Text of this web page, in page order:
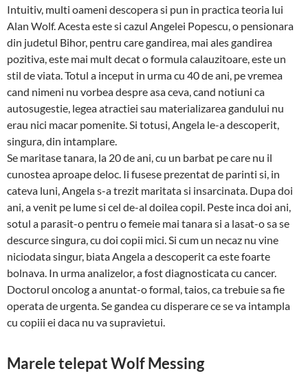
Intuitiv, multi oameni descopera si pun in practica teoria lui
Alan Wolf. Acesta este si cazul Angelei Po­pescu, o pensionara
din judetul Bihor, pentru care gan­direa, mai ales gandirea
pozitiva, este mai mult decat o formula calau­zitoare, este un
stil de viata. Totul a inceput in urma cu 40 de ani, pe vremea
cand nimeni nu vorbea despre asa ceva, cand notiuni ca
autosu­ges­tie, legea atractiei sau ma­terializarea gandului nu
erau nici macar pomenite. Si totusi, Angela le-a descoperit,
singura, din intam­plare.
Se maritase tanara, la 20 de ani, cu un barbat pe care nu il
cunostea aproape deloc. Ii fusese prezentat de parinti si, in
cateva luni, Angela s-a trezit maritata si insarcinata. Dupa doi
ani, a venit pe lume si cel de-al doilea copil. Peste inca doi ani,
sotul a parasit-o pentru o femeie mai tanara si a lasat-o sa se
descurce singura, cu doi copii mici. Si cum un necaz nu vine
niciodata singur, biata Angela a descoperit ca este foarte
bolnava. In urma analizelor, a fost diagnosticata cu cancer.
Doc­torul oncolog a anuntat-o formal, taios, ca trebuie sa fie
operata de urgenta. Se gandea cu disperare ce se va intampla
cu copiii ei daca nu va supravietui.
Marele telepat Wolf Messing